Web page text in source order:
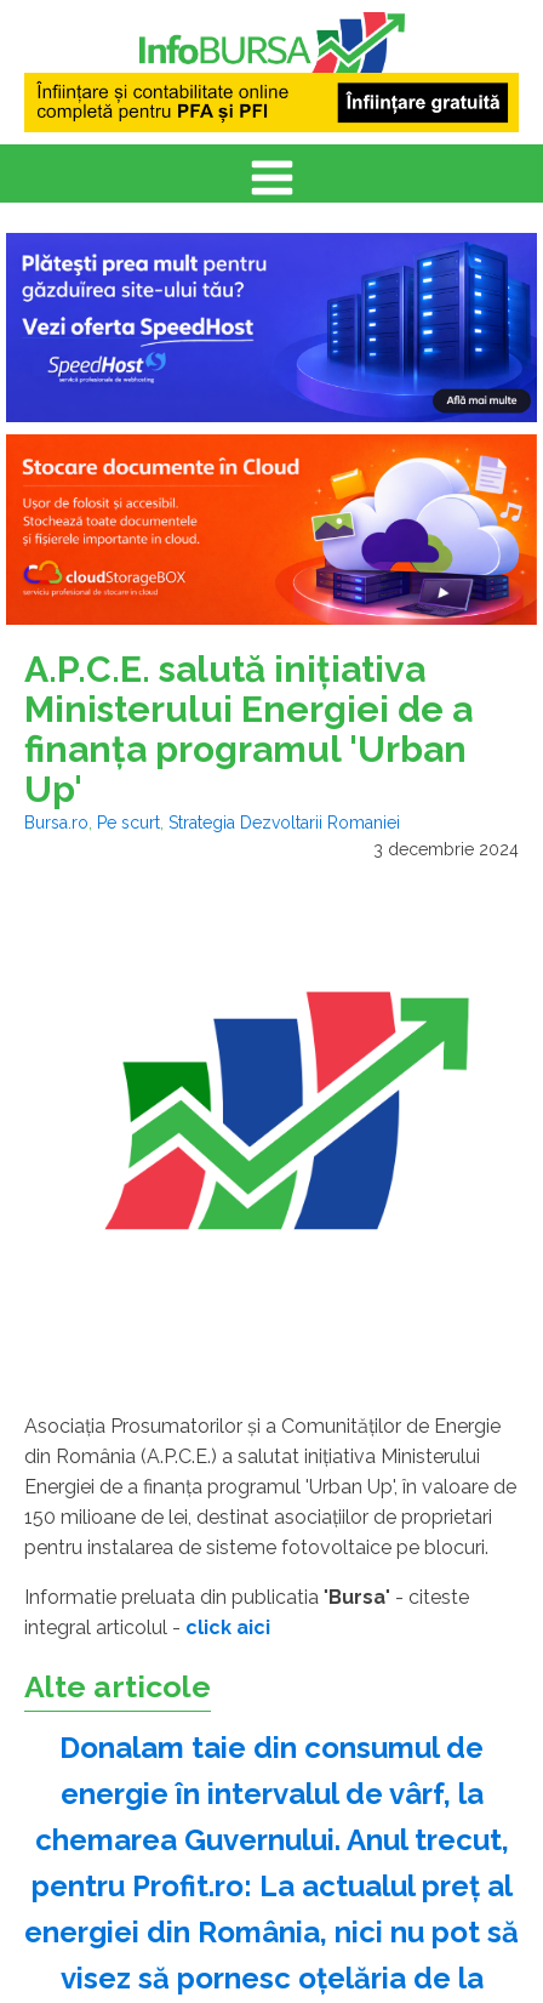
A.P.C.E. salută iniţiativa
Ministerului Energiei de a
finanţa programul 'Urban
Up'
Bursa.ro Pe scurt Strategia Dezvoltarii Romaniei
3 decembrie 2024
Asociaţia Prosumatorilor şi a Comunităţilor de Energie
din România (A.P.C.E.) a salutat iniţiativa Ministerului
Energiei de a finanţa programul 'Urban Up', în valoare de
150 milioane de lei, destinat asociaţiilor de proprietari
pentru instalarea de sisteme fotovoltaice pe blocuri.
Informatie preluata din publicatia "Bursa" - citeste
integral articolul - click aici
Alte articole
Donalam taie din consumul de
energie în intervalul de vârf, la
chemarea Guvernului. Anul trecut,
pentru Profit.ro: La actualul preț al
energiei din România, nici nu pot să
visez să pornesc oțelăria de la